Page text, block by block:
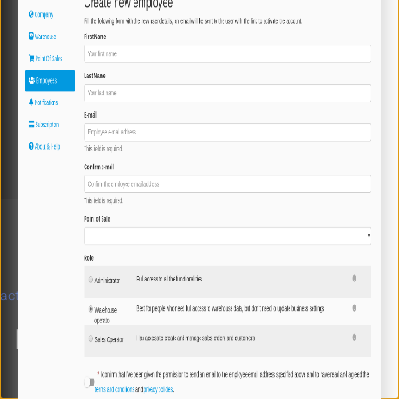
Ordenes de venta
Importar / Exportar
Multipunto de venta
Usuarios y roles
Módulos
Notificaciones
Obtención
Ventas
Aplicación de Android
Preguntas frecuentes
Contribuyendo
Noticias y
actualizaciones
MÁS
Descargar app Android